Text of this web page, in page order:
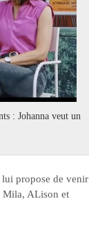
: Johanna veut un
propose de venir
Mila, ALison et